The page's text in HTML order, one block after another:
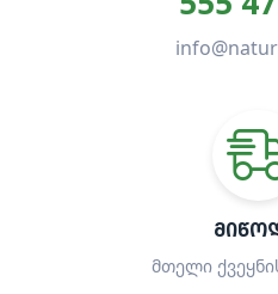
მთელი